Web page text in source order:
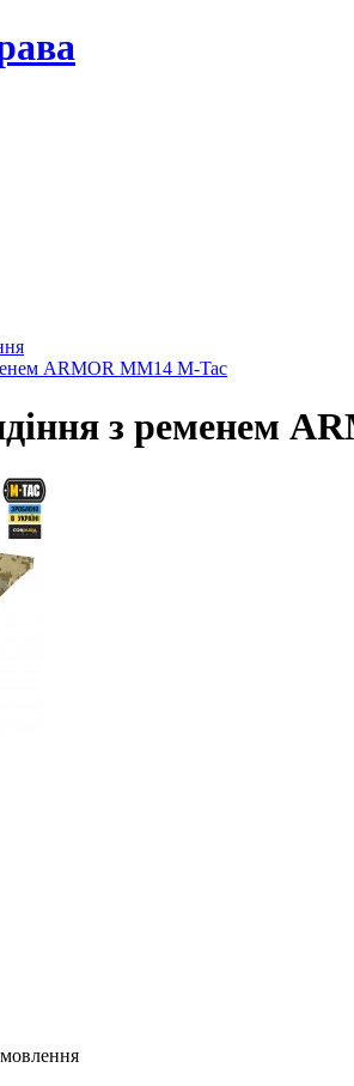
ARMOR MM14 M-Tac
з ременем